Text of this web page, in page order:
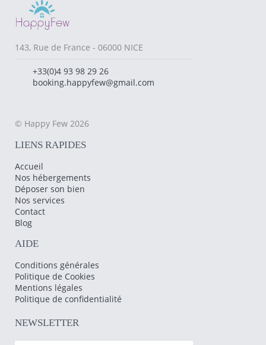
143, Rue de France - 06000 NICE
+33(0)4 93 98 29 26
booking.happyfew@gmail.com
© Happy Few 2026
LIENS RAPIDES
Accueil
Nos hébergements
Déposer son bien
Nos services
Contact
Blog
AIDE
Conditions générales
Politique de Cookies
Mentions légales
Politique de confidentialité
NEWSLETTER